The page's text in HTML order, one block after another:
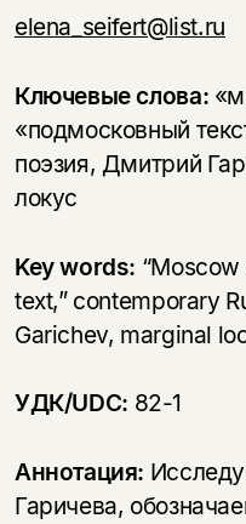
elena_seifert@list.ru
Ключевые слова:
«подмосковный
поэзия, Дмитрий
локус
Key words:
text,” contemporary
Garichev, marginal
УДК/UDC: 82-1
Аннотация:
Гаричева,